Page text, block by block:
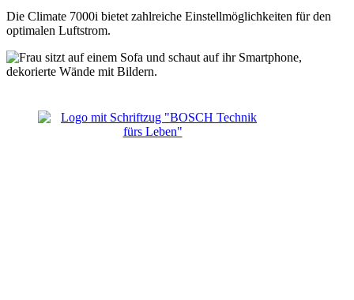
Die Climate 7000i bietet zahlreiche Einstellmöglichkeiten für den
optimalen Luftstrom.